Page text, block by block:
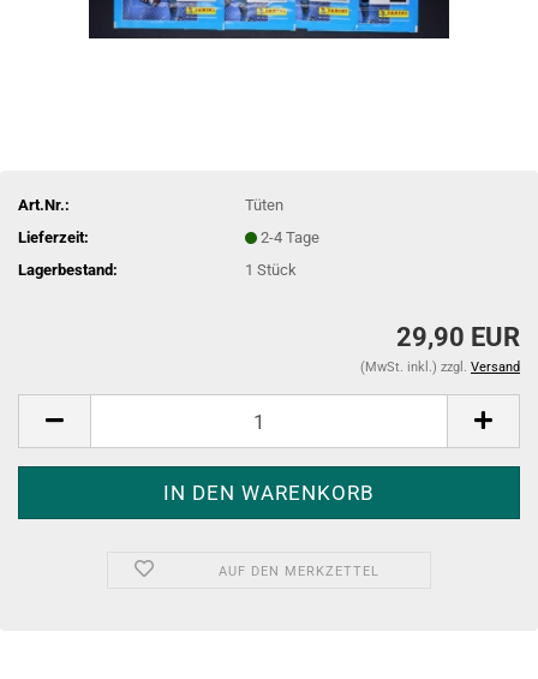
Art.Nr.:
Tüten
Lieferzeit:
2-4 Tage
Lagerbestand:
1Stück
29,90 EUR
(MwSt. inkl.) zzgl. Versand
AUF DEN MERKZETTEL